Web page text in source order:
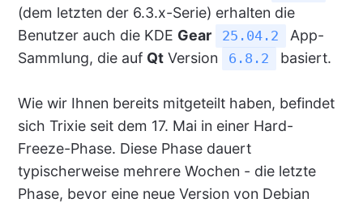
(dem letzten der 6.3.x-Serie) erhalten die
Benutzer auch die KDE Gear 25.04.2
App-
Sammlung, die auf QtVersion 6.8.2 basiert.
Wie wir Ihnen bereits mitgeteilt haben, befindet
sich Trixie seit dem 17. Mai in einer Hard-
Freeze-Phase. Diese Phase dauert
typischerweise mehrere Wochen - die letzte
Phase, bevor eine neue Version von Debian